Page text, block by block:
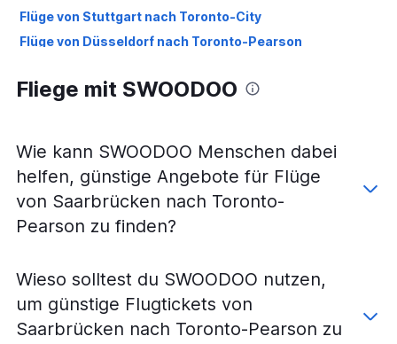
Flüge von Stuttgart nach Toronto-City
Flüge von Düsseldorf nach Toronto-Pearson
Flüge von Köln nach Toronto-City
Flüge von Dresden nach Toronto-City
Flüge von Hannover nach Toronto-Pearson
Flüge von Hannover nach Toronto-City
Flüge von Leipzig nach Toronto-Pearson
Fliege mit SWOODOO
Wie kann SWOODOO Menschen dabei
helfen, günstige Angebote für Flüge
von Saarbrücken nach Toronto-
Pearson zu finden?
Wieso solltest du SWOODOO nutzen,
um günstige Flugtickets von
Saarbrücken nach Toronto-Pearson zu